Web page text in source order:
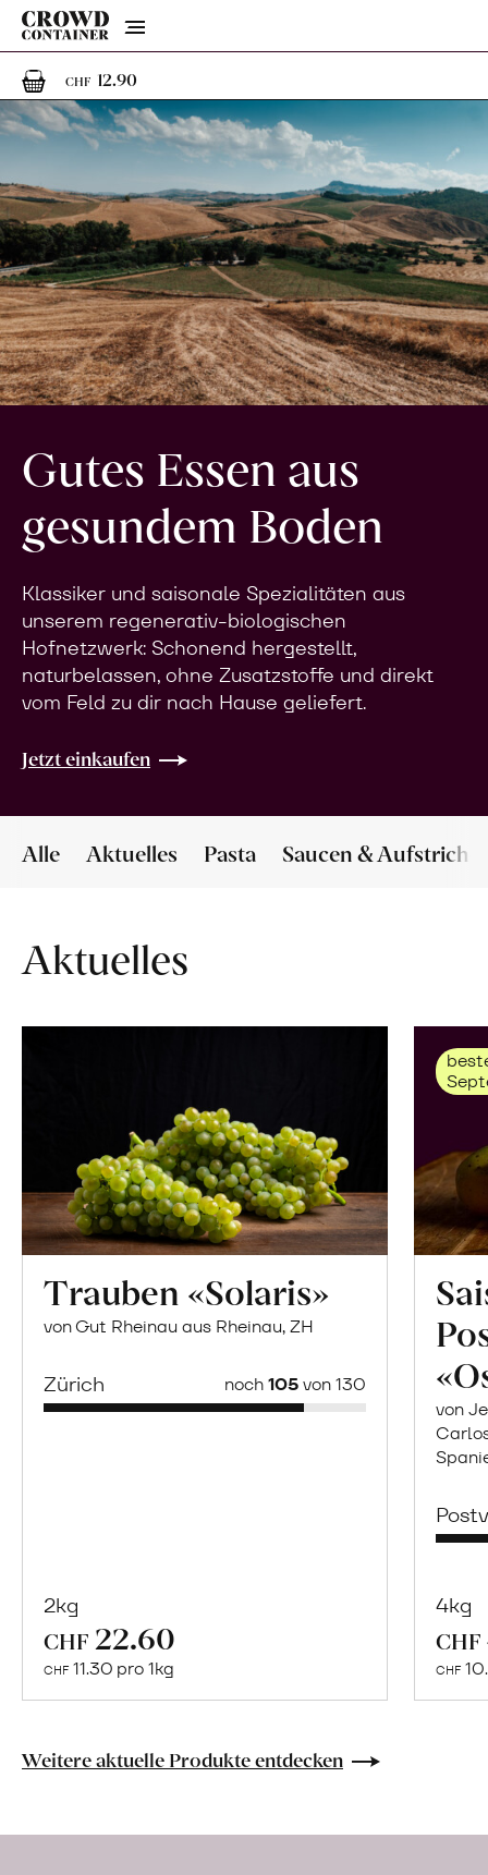
Menu
CHF 12.901 Artikel im Warenkorb
Gutes Essen aus
gesundem Boden
Klassiker und saisonale Spezialitäten aus
unserem regenerativ-biologischen
Hofnetzwerk: Schonend hergestellt,
naturbelassen, ohne Zusatzstoffe und direkt
vom Feld zu dir nach Hause geliefert.
Jetzt einkaufen
Alle Aktuelles Pasta Saucen & Aufstriche
Aktuelles
Trauben «Solaris»
von Gut Rheinau aus Rheinau, ZH
Zürich noch105von 130
2kg
CHF 22.60
CHF 11.30 pro 1kg
Trauben
erfahren
von
4kg
CHF
CHF
Weitere aktuelle Produkte entdecken